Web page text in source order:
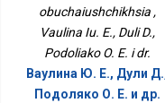
obuchaiushchikhsia ,
Vaulina Iu. E., Duli D.,
Podoliako O. E. i dr.
Ваулина Ю. Е., Дули
Подоляко О. Е. и др.